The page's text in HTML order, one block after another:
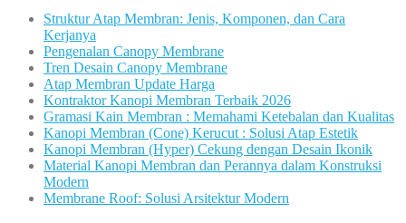
Struktur Atap Membran: Jenis, Komponen, dan Cara
Kerjanya
Pengenalan Canopy Membrane
Tren Desain Canopy Membrane
Atap Membran Update Harga
Kontraktor Kanopi Membran Terbaik 2026
Gramasi Kain Membran : Memahami Ketebalan dan Kualitas
Kanopi Membran (Cone) Kerucut : Solusi Atap Estetik
Kanopi Membran (Hyper) Cekung dengan Desain Ikonik
Material Kanopi Membran dan Perannya dalam Konstruksi
Modern
Membrane Roof: Solusi Arsitektur Modern